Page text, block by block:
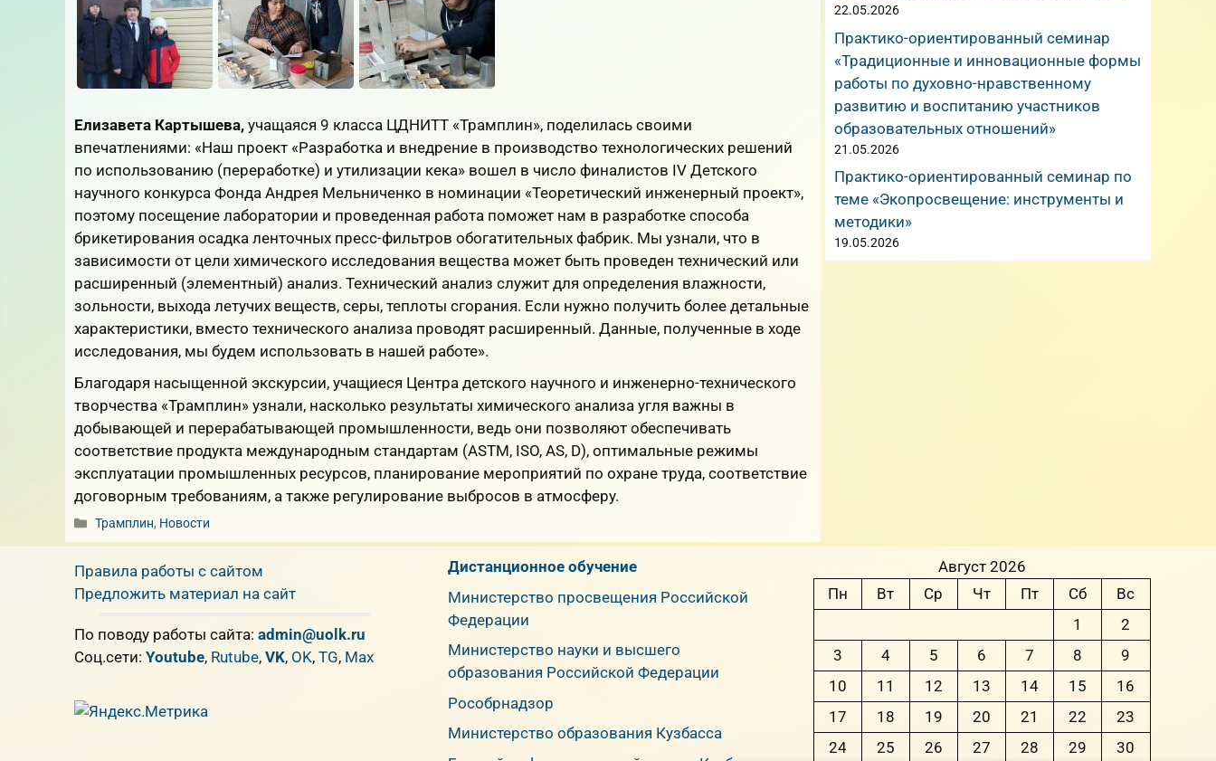
Елизавета Картышева, учащаяся 9 класса ЦДНИТТ «Трамплин», поделилась своими
впечатлениями: «Наш проект «Разработка и внедрение в производство технологических решений
по использованию (переработке) и утилизации кека» вошел в число финалистов IV Детского
научного конкурса Фонда Андрея Мельниченко в номинации «Теоретический инженерный проект»,
поэтому посещение лаборатории и проведенная работа поможет нам в разработке способа
брикетирования осадка ленточных пресс-фильтров обогатительных фабрик. Мы узнали, что в
зависимости от цели химического исследования вещества может быть проведен технический или
расширенный (элементный) анализ. Технический анализ служит для определения влажности,
зольности, выхода летучих веществ, серы, теплоты сгорания. Если нужно получить более детальные
характеристики, вместо технического анализа проводят расширенный. Данные, полученные в ходе
исследования, мы будем использовать в нашей работе».
Благодаря насыщенной экскурсии, учащиеся Центра детского научного и инженерно-технического
творчества «Трамплин» узнали, насколько результаты химического анализа угля важны в
добывающей и перерабатывающей промышленности, ведь они позволяют обеспечивать
соответствие продукта международным стандартам (ASTM, ISO, AS, D), оптимальные режимы
эксплуатации промышленных ресурсов, планирование мероприятий по охране труда, соответствие
договорным требованиям, а также регулирование выбросов в атмосферу.
Рубрики
Трамплин, Новости
22.05.2026
Практико-ориентированный семинар
«Традиционные и инновационные формы
работы по духовно-нравственному
развитию и воспитанию участников
образовательных отношений»
21.05.2026
Практико-ориентированный семинар по
теме «Экопросвещение: инструменты и
методики»
19.05.2026
Правила работы с сайтом
Предложить материал на сайт
По поводу работы сайта: admin@uolk.ru
Cоц.сети: Youtube, Rutube, VK, OK, TG, Max
Дистанционное обучение
Министерство просвещения Российской
Федерации
Министерство науки и высшего
образования Российской Федерации
Рособрнадзор
Министерство образования Кузбасса
Август 2026
Пн
Вт Ср Чт Пт Сб
Вс
1
2
3
4 5 6 7 8
9
10
11 12 13 14 15
16
17
18 19 20 21 22
23
24
25 26 27 28 29 30